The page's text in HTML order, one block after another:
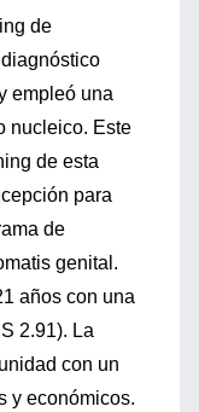
de
empleó una
nucleico. Este
de esta
para
de
genital.
años con una
2.91). La
con un
y económicos.